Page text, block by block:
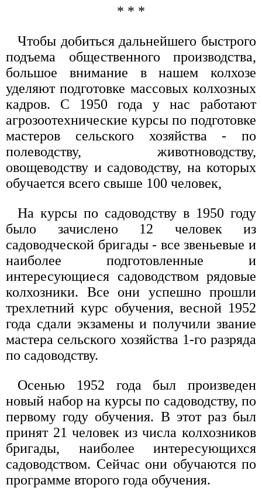
* * *
Чтобы добиться дальнейшего быстрого
подъема общественного производства,
большое внимание в нашем колхозе
уделяют подготовке массовых колхозных
кадров. С 1950 года у нас работают
агрозоотехнические курсы по подготовке
мастеров сельского хозяйства - по
полеводству, животноводству,
овощеводству и садоводству, на которых
обучается всего свыше 100 человек,
На курсы по садоводству в 1950 году
было зачислено 12 человек из
садоводческой бригады - все звеньевые и
наиболее подготовленные и
интересующиеся садоводством рядовые
колхозники. Все они успешно прошли
трехлетний курс обучения, весной 1952
года сдали экзамены и получили звание
мастера сельского хозяйства 1-го разряда
по садоводству.
Осенью 1952 года был произведен
новый набор на курсы по садоводству, по
первому году обучения. В этот раз был
принят 21 человек из числа колхозников
бригады, наиболее интересующихся
садоводством. Сейчас они обучаются по
программе второго года обучения.